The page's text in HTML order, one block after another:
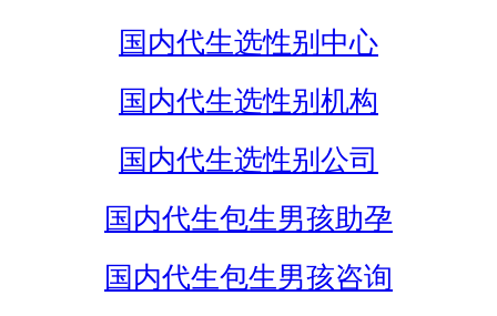
国内代生选性别中心
国内代生选性别机构
国内代生选性别公司
国内代生包生男孩助孕
国内代生包生男孩咨询